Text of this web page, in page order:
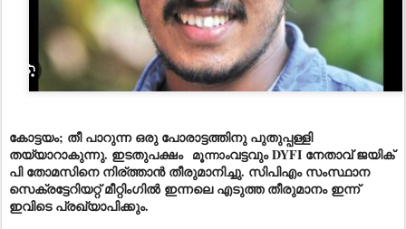
കോട്ടയം; തീ പാറുന്ന ഒരു പോരാട്ടത്തിനു പുതുപ്പള്ളി
തയ്യാറാകുന്നു. ഇടതുപക്ഷം മൂന്നാംവട്ടവും DYFI നേതാവ് ജയിക്
പി തോമസിനെ നിര്ത്താൻ തീരുമാനിച്ചു. സിപിഎം സംസ്ഥാന
സെക്രട്ടേറിയറ്റ് മീറ്റിംഗിൽ ഇന്നലെ എടുത്ത തീരുമാനം ഇന്ന്
ഇവിടെ പ്രഖ്യാപിക്കും.